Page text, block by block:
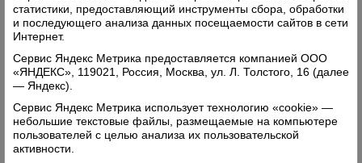
использовании эйдетики как процессе
запоминания информации. «Создание рабочего
листа в программе Power Point» – так звучало
название мастер-класса Ларисы Валерьевны.
статистики, предоставляющий инструменты сбора, обработки
и последующего анализа данных посещаемости сайтов в сети
Интернет.
Сервис Яндекс Метрика предоставляется компанией ООО
«ЯНДЕКС», 119021, Россия, Москва, ул. Л. Толстого, 16 (далее
— Яндекс).
Сервис Яндекс Метрика использует технологию «cookie» —
небольшие текстовые файлы, размещаемые на компьютере
пользователей с целью анализа их пользовательской
активности.